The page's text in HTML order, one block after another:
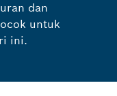
dan
untuk
ini.